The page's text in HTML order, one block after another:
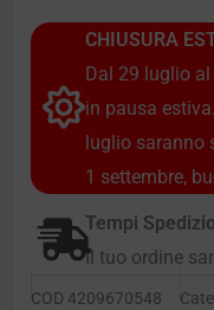
CHIUSURA
Dal 29 luglio
in pausa
luglio saranno
1 settembre,
Tempi
Il tuo ordine
COD 4209670548